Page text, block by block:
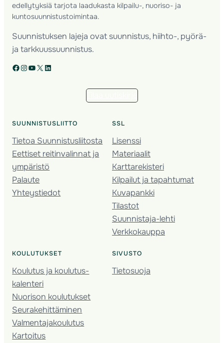
edellytyksiä tarjota laadukasta kilpailu-, nuoriso- ja
kuntosuunnistustoimintaa.
Suunnistuksen lajeja ovat suunnistus, hiihto-, pyörä-
ja tarkkuussuunnistus.
Facebook Instagram YouTube X LinkedIn
SUUNNISTUSLIITTO
Tietoa Suunnistusliitosta
Eettiset reitinvalinnat ja
ympäristö
Palaute
Yhteystiedot
SSL
Lisenssi
Materiaalit
Karttarekisteri
Kilpailut ja tapahtumat
Kuvapankki
Tilastot
Suunnistaja-lehti
Verkkokauppa
KOULUTUKSET
Koulutus ja koulutus­
kalenteri
Nuorison koulutukset
Seura­kehittäminen
Valmentaja­koulutus
Kartoitus
SIVUSTO
Tietosuoja